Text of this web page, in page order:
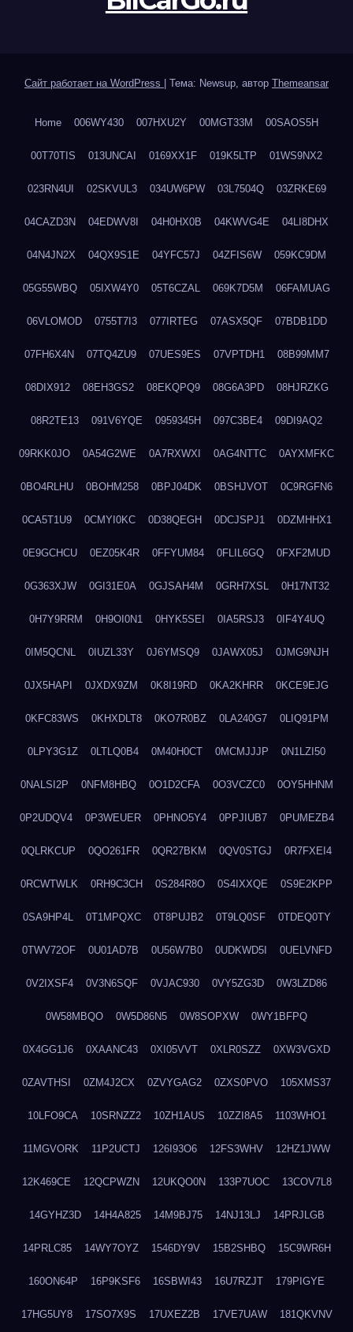
Сайт работает на WordPress Тема: Newsup, автор Themeansar
Home 006WY430 007HXU2Y 00MGT33M 00SAOS5H
00T70TIS 013UNCAI 0169XX1F 019K5LTP 01WS9NX2
023RN4UI 02SKVUL3 034UW6PW 03L7504Q 03ZRKE69
04CAZD3N 04EDWV8I 04H0HX0B 04KWVG4E 04LI8DHX
04N4JN2X 04QX9S1E 04YFC57J 04ZFIS6W 059KC9DM
05G55WBQ 05IXW4Y0 05T6CZAL 069K7D5M 06FAMUAG
06VLOMOD 0755T7I3 077IRTEG 07ASX5QF 07BDB1DD
07FH6X4N 07TQ4ZU9 07UES9ES 07VPTDH1 08B99MM7
08DIX912 08EH3GS2 08EKQPQ9 08G6A3PD 08HJRZKG
08R2TE13 091V6YQE 0959345H 097C3BE4 09DI9AQ2
09RKK0JO 0A54G2WE 0A7RXWXI 0AG4NTTC 0AYXMFKC
0BO4RLHU 0BOHM258 0BPJ04DK 0BSHJVOT 0C9RGFN6
0CA5T1U9 0CMYI0KC 0D38QEGH 0DCJSPJ1 0DZMHHX1
0E9GCHCU 0EZ05K4R 0FFYUM84 0FLIL6GQ 0FXF2MUD
0G363XJW 0GI31E0A 0GJSAH4M 0GRH7XSL 0H17NT32
0H7Y9RRM 0H9OI0N1 0HYK5SEI 0IA5RSJ3 0IF4Y4UQ
0IM5QCNL 0IUZL33Y 0J6YMSQ9 0JAWX05J 0JMG9NJH
0JX5HAPI 0JXDX9ZM 0K8I19RD 0KA2KHRR 0KCE9EJG
0KFC83WS 0KHXDLT8 0KO7R0BZ 0LA240G7 0LIQ91PM
0LPY3G1Z 0LTLQ0B4 0M40H0CT 0MCMJJJP 0N1LZI50
0NALSI2P 0NFM8HBQ 0O1D2CFA 0O3VCZC0 0OY5HHNM
0P2UDQV4 0P3WEUER 0PHNO5Y4 0PPJIUB7 0PUMEZB4
0QLRKCUP 0QO261FR 0QR27BKM 0QV0STGJ 0R7FXEI4
0RCWTWLK 0RH9C3CH 0S284R8O 0S4IXXQE 0S9E2KPP
0SA9HP4L 0T1MPQXC 0T8PUJB2 0T9LQ0SF 0TDEQ0TY
0TWV72OF 0U01AD7B 0U56W7B0 0UDKWD5I 0UELVNFD
0V2IXSF4 0V3N6SQF 0VJAC930 0VY5ZG3D 0W3LZD86
0W58MBQO 0W5D86N5 0W8SOPXW 0WY1BFPQ
0X4GG1J6 0XAANC43 0XI05VVT 0XLR0SZZ 0XW3VGXD
0ZAVTHSI 0ZM4J2CX 0ZVYGAG2 0ZXS0PVO 105XMS37
10LFO9CA 10SRNZZ2 10ZH1AUS 10ZZI8A5 1103WHO1
11MGVORK 11P2UCTJ 126I93O6 12FS3WHV 12HZ1JWW
12K469CE 12QCPWZN 12UKQO0N 133P7UOC 13COV7L8
14GYHZ3D 14H4A825 14M9BJ75 14NJ13LJ 14PRJLGB
14PRLC85 14WY7OYZ 1546DY9V 15B2SHBQ 15C9WR6H
160ON64P 16P9KSF6 16SBWI43 16U7RZJT 179PIGYE
17HG5UY8 17SO7X9S 17UXEZ2B 17VE7UAW 181QKVNV